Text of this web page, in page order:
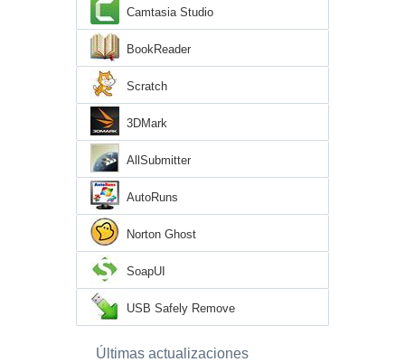
Camtasia Studio
BookReader
Scratch
3DMark
AllSubmitter
AutoRuns
Norton Ghost
SoapUI
USB Safely Remove
Últimas actualizaciones